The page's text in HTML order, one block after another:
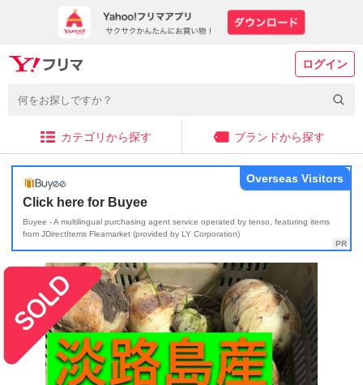
ログイン
カテゴリから探す ブランドから探す
Click here for Buyee
Buyee - A multilingual purchasing agent service operated by tenso, featuring items
from JDirectItems Fleamarket (provided by LY Corporation)
Overseas Visitors